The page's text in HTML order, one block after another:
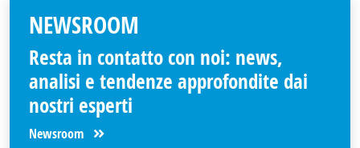
NEWSROOM
Resta in contatto con noi: news,
analisi e tendenze approfondite dai
nostri esperti
Newsroom